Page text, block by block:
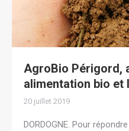
AgroBio Périgord,
alimentation bio et
20 juillet 2019
DORDOGNE. Pour